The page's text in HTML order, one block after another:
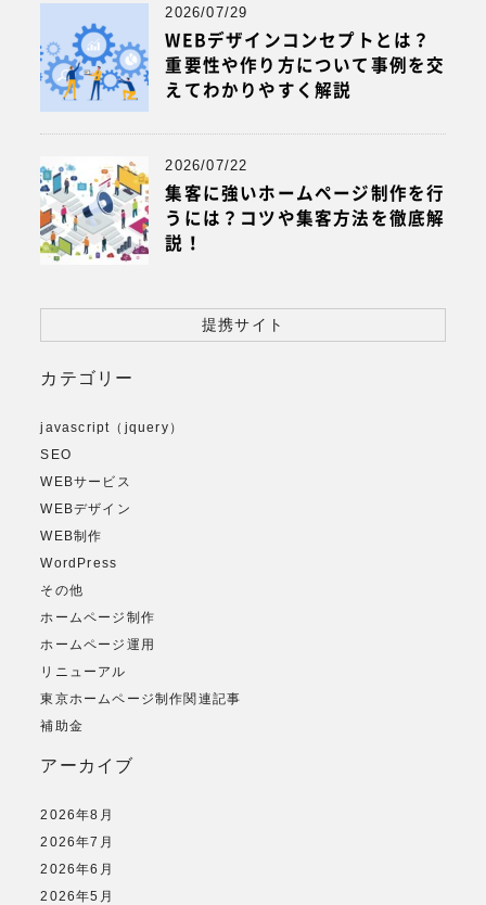
2026/07/29
WEBデザインコンセプトとは？
重要性や作り方について事例を交
えてわかりやすく解説
2026/07/22
集客に強いホームページ制作を行
うには？コツや集客方法を徹底解
説！
提携サイト
カテゴリー
javascript（jquery）
SEO
WEBサービス
WEBデザイン
WEB制作
WordPress
その他
ホームページ制作
ホームページ運用
リニューアル
東京ホームページ制作関連記事
補助金
アーカイブ
2026年8月
2026年7月
2026年6月
2026年5月